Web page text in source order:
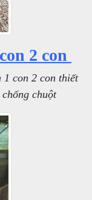
2 con
1 con 2 con thiết
chuột